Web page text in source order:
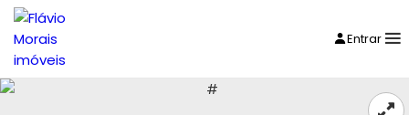
Entrar